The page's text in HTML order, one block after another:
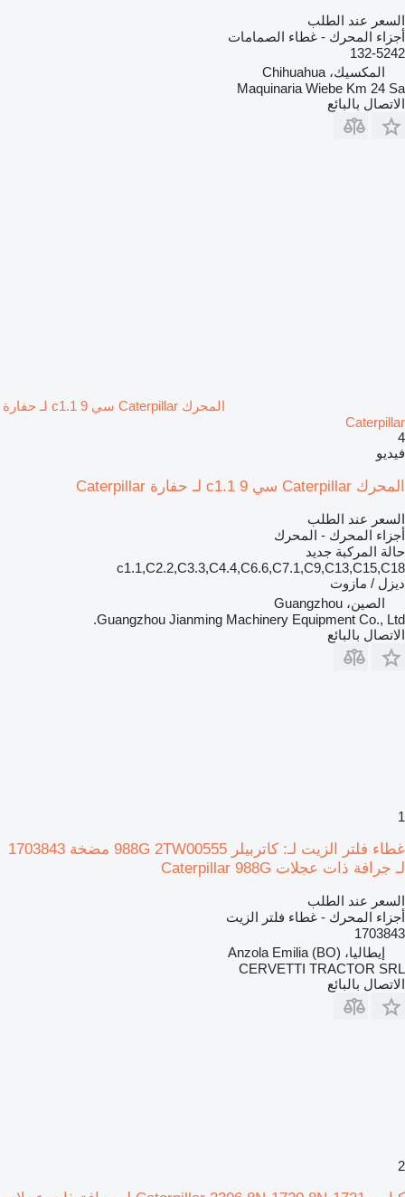
السعر عند الطلب
أجزاء المحرك - غطاء الصمامات
132-5242
المكسيك، Chihuahua
Maquinaria Wiebe Km 24 Sa
الاتصال بالبائع
المحرك Caterpillar سي 9 c1.1 لـ حفارة
Caterpillar
4
فيديو
المحرك Caterpillar سي 9 c1.1 لـ حفارة Caterpillar
السعر عند الطلب
أجزاء المحرك - المحرك
حالة المركبة جديد
c1.1,C2.2,C3.3,C4.4,C6.6,C7.1,C9,C13,C15,C18
ديزل / مازوت
الصين، Guangzhou
Guangzhou Jianming Machinery Equipment Co., Ltd.
الاتصال بالبائع
1
غطاء فلتر الزيت لـ: كاتربيلر 988G 2TW00555 مضخة 1703843
لـ جرافة ذات عجلات Caterpillar 988G
السعر عند الطلب
أجزاء المحرك - غطاء فلتر الزيت
1703843
إيطاليا، Anzola Emilia (BO)
CERVETTI TRACTOR SRL
الاتصال بالبائع
2